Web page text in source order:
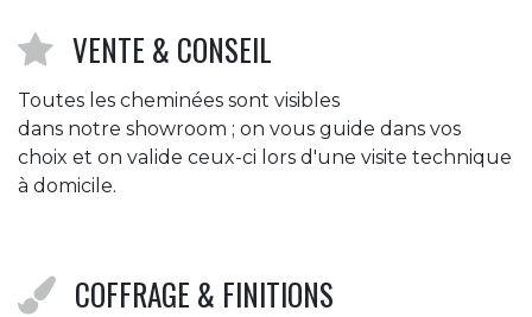
VENTE & CONSEIL
Toutes les cheminées sont visibles
dans notre showroom ; on vous guide dans vos
choix et on valide ceux-ci lors d'une visite technique
à domicile.
COFFRAGE & FINITIONS